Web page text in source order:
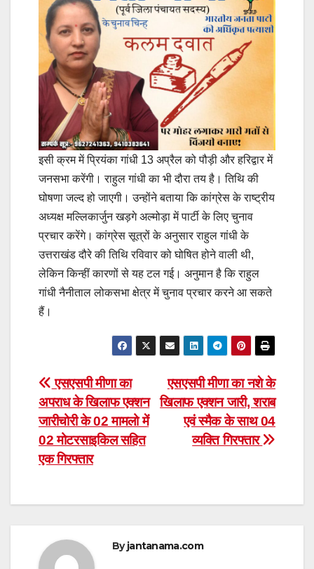
इसी क्रम में प्रियंका गांधी 13 अप्रैल को पौड़ी और हरिद्वार में
जनसभा करेंगी। राहुल गांधी का भी दौरा तय है। तिथि की
घोषणा जल्द हो जाएगी। उन्होंने बताया कि कांग्रेस के राष्ट्रीय
अध्यक्ष मल्लिकार्जुन खड़गे अल्मोड़ा में पार्टी के लिए चुनाव
प्रचार करेंगे। कांग्रेस सूत्रों के अनुसार राहुल गांधी के
उत्तराखंड दौरे की तिथि रविवार को घोषित होने वाली थी,
लेकिन किन्हीं कारणों से यह टल गई। अनुमान है कि राहुल
गांधी नैनीताल लोकसभा क्षेत्र में चुनाव प्रचार करने आ सकते
हैं।
Post
navigation
एसएसपी मीणा का नशे के
खिलाफ एक्शन जारी, शराब
एवं स्मैक के साथ 04
व्यक्ति गिरफ्तार
एसएसपी मीणा का
अपराध के खिलाफ एक्शन
जारीचोरी के 02 मामलो में
02 मोटरसाइकिल सहित
एक गिरफ्तार
Byjantanama.com